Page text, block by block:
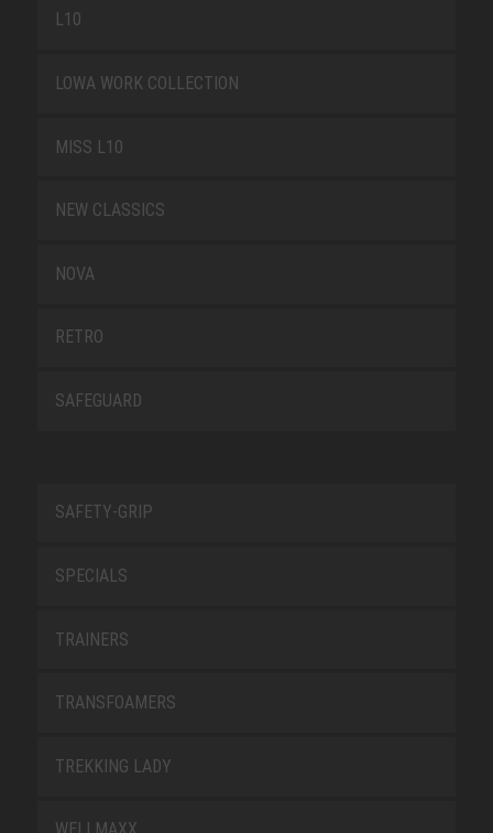
L10
LOWA WORK COLLECTION
MISS L10
NEW CLASSICS
NOVA
RETRO
SAFEGUARD
SAFETY-GRIP
SPECIALS
TRAINERS
TRANSFOAMERS
TREKKING LADY